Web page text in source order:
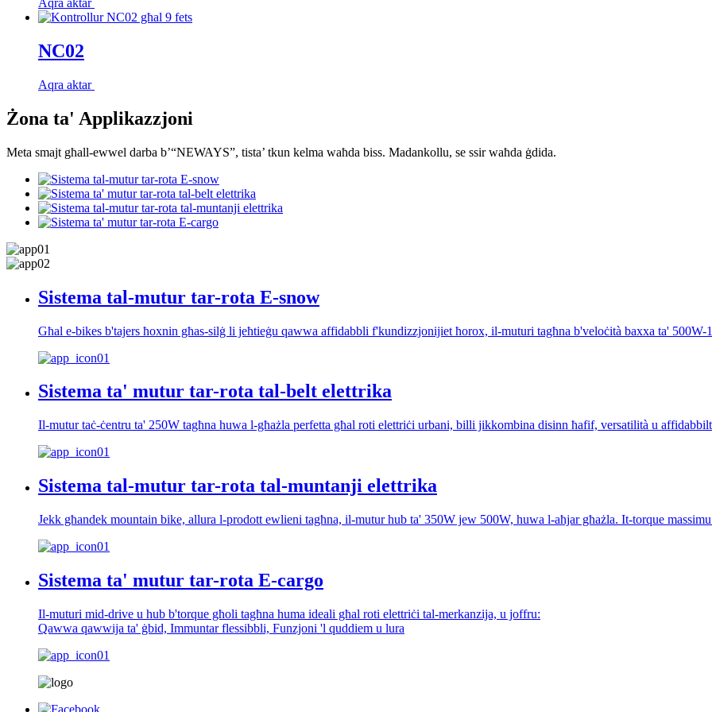
Aqra aktar
NC02
Aqra aktar
Żona ta' Applikazzjoni
Meta smajt għall-ewwel darba b’“NEWAYS”, tista’ tkun kelma waħda biss. Madankollu, se ssir waħda ġdida.
Sistema tal-mutur tar-rota E-snow
Għal e-bikes b'tajers ħoxnin għas-silġ li jeħtieġu qawwa affidabbli f'kundizzjonijiet ħorox, il-muturi tagħna b'veloċità baxxa ta' 500W-
Sistema ta' mutur tar-rota tal-belt elettrika
Il-mutur taċ-ċentru ta' 250W tagħna huwa l-għażla perfetta għal roti elettriċi urbani, billi jikkombina disinn ħafif, versatilità u
Sistema tal-mutur tar-rota tal-muntanji elettrika
Jekk għandek mountain bike, allura l-prodott ewlieni tagħna, il-mutur hub ta' 350W jew 500W, huwa l-aħjar għażla. It-torque
Sistema ta' mutur tar-rota E-cargo
Il-muturi mid-drive u hub b'torque għoli tagħna huma ideali għal roti elettriċi tal-merkanzija, u joffru:
Qawwa qawwija ta' ġbid, Immuntar flessibbli, Funzjoni 'l quddiem u lura